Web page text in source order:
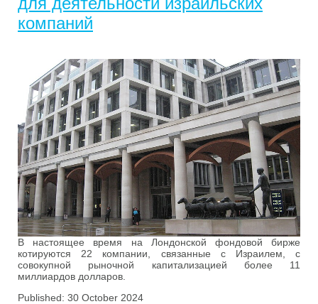
компаний
В настоящее время на Лондонской фондовой бирже
котируются 22 компании, связанные с Израилем, с
совокупной рыночной капитализацией более 11
миллиардов долларов.
Published: 30 October 2024